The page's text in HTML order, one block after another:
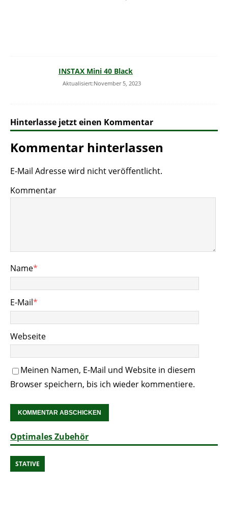
INSTAX Mini 40 Black
Aktualisiert:November 5, 2023
Hinterlasse jetzt einen Kommentar
Kommentar hinterlassen
E-Mail Adresse wird nicht veröffentlicht.
Kommentar
Name*
E-Mail*
Webseite
Meinen Namen, E-Mail und Website in diesem
Browser speichern, bis ich wieder kommentiere.
Optimales Zubehör
STATIVE